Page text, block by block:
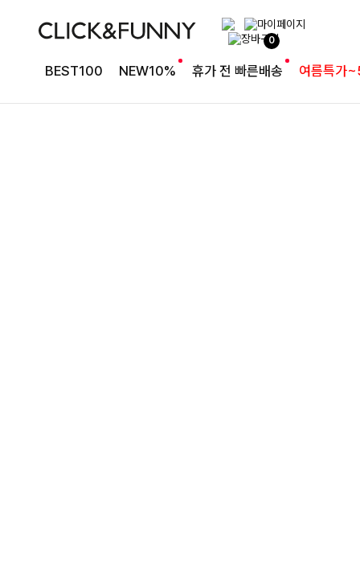
0
BEST100 NEW10% 휴가 전 빠른배송 여름특가
완성도 높은 원피스SET
특스트라이프 링클원피스+스트링자켓SET